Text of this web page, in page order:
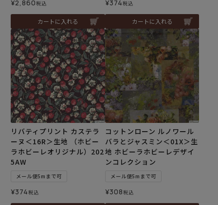
¥2,860税込
カートに入れる
¥374税込
カートに入れる
リバティプリント カステラ
ーヌ＜16R＞生地 （ホビー
ラホビーレオリジナル）202
5AW
メール便5mまで可
¥374税込
コットンローン ルノワール
バラとジャスミン＜01X＞生
地 ホビーラホビーレデザイ
ンコレクション
メール便5mまで可
¥308税込